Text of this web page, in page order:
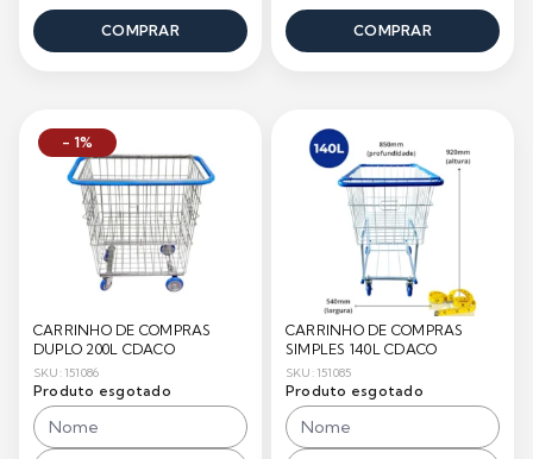
COMPRAR COMPRAR
- 1%
CARRINHO DE COMPRAS
DUPLO 200L CDACO
SKU: 151086
Produto esgotado
CARRINHO DE COMPRAS
SIMPLES 140L CDACO
SKU: 151085
Produto esgotado